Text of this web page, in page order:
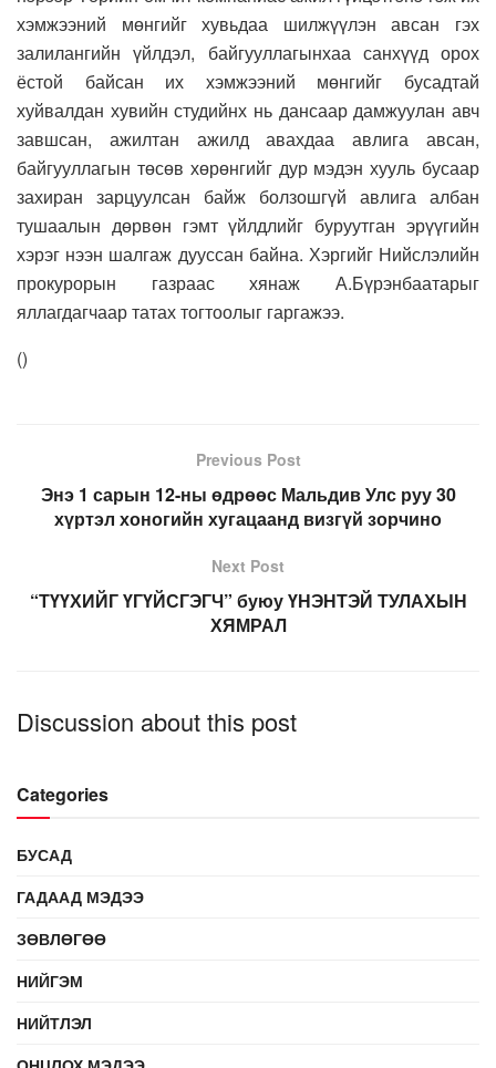
хэмжээний мөнгийг хувьдаа шилжүүлэн авсан гэх
залилангийн үйлдэл, байгууллагынхаа санхүүд орох
ёстой байсан их хэмжээний мөнгийг бусадтай
хуйвалдан хувийн студийнх нь дансаар дамжуулан авч
завшсан, ажилтан ажилд авахдаа авлига авсан,
байгууллагын төсөв хөрөнгийг дур мэдэн хууль бусаар
захиран зарцуулсан байж болзошгүй авлига албан
тушаалын дөрвөн гэмт үйлдлийг буруутган эрүүгийн
хэрэг нээн шалгаж дууссан байна. Хэргийг Нийслэлийн
прокурорын газраас хянаж А.Бүрэнбаатарыг
яллагдагчаар татах тогтоолыг гаргажээ.
()
Previous Post
Энэ 1 сарын 12-ны өдрөөс Мальдив Улс руу 30
хүртэл хоногийн хугацаанд визгүй зорчино
Next Post
“ТҮҮХИЙГ ҮГҮЙСГЭГЧ” буюу ҮНЭНТЭЙ ТУЛАХЫН
ХЯМРАЛ
Discussion about this post
Categories
БУСАД
ГАДААД МЭДЭЭ
ЗӨВЛӨГӨӨ
НИЙГЭМ
НИЙТЛЭЛ